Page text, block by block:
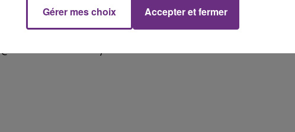
dentaire pour MFCA SSAM, c’est pour assister le
expérience exigée d’au moins de 2 ans en
Mme Cathy Paulus.
Gérer mes choix Accepter et fermer